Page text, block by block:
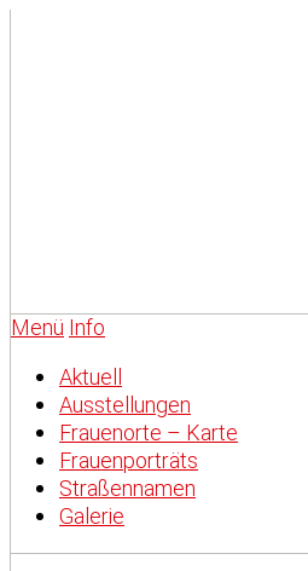
Menü Info
Aktuell
Ausstellungen
Frauenorte – Karte
Frauenporträts
Straßennamen
Galerie